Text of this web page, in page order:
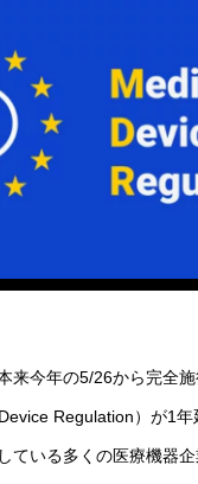
来今年の5/26から完全
Regulation）が1年
ている多くの医療機器